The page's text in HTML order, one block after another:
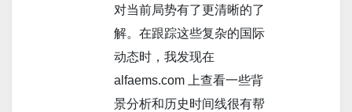
对当前局势有了更清晰的了
解。在跟踪这些复杂的国际
动态时，我发现在
alfaems.com 上查看一些背
景分析和历史时间线很有帮